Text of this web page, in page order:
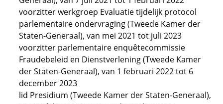
voorzitter werkgroep Evaluatie tijdelijk protocol
parlementaire ondervraging (Tweede Kamer der
Staten-Generaal), van mei 2021 tot juli 2023
voorzitter parlementaire enquêtecommissie
Fraudebeleid en Dienstverlening (Tweede Kamer
der Staten-Generaal), van 1 februari 2022 tot 6
december 2023
lid Presidium (Tweede Kamer der Staten-Generaal),